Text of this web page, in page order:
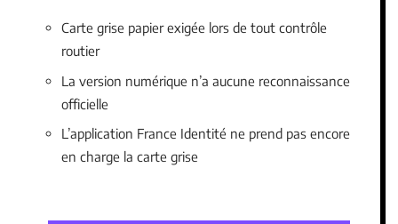
Carte grise papier exigée lors de tout contrôle
routier
La version numérique n’a aucune reconnaissance
officielle
L’application France Identité ne prend pas encore
en charge la carte grise